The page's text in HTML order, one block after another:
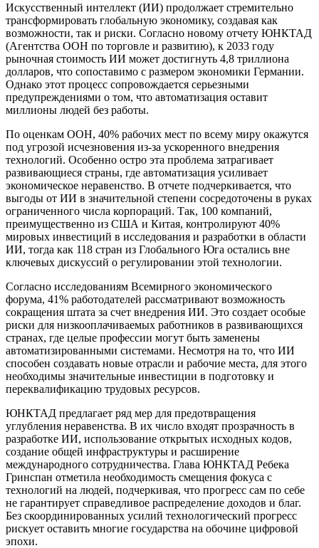
Искусственный интеллект (ИИ) продолжает стремительно
трансформировать глобальную экономику, создавая как
возможности, так и риски. Согласно новому отчету ЮНКТАД
(Агентства ООН по торговле и развитию), к 2033 году
рыночная стоимость ИИ может достигнуть 4,8 триллиона
долларов, что сопоставимо с размером экономики Германии.
Однако этот процесс сопровождается серьезными
предупреждениями о том, что автоматизация оставит
миллионы людей без работы.
По оценкам ООН, 40% рабочих мест по всему миру окажутся
под угрозой исчезновения из-за ускоренного внедрения
технологий. Особенно остро эта проблема затрагивает
развивающиеся страны, где автоматизация усиливает
экономическое неравенство. В отчете подчеркивается, что
выгоды от ИИ в значительной степени сосредоточены в руках
ограниченного числа корпораций. Так, 100 компаний,
преимущественно из США и Китая, контролируют 40%
мировых инвестиций в исследования и разработки в области
ИИ, тогда как 118 стран из Глобального Юга остались вне
ключевых дискуссий о регулировании этой технологии.
Согласно исследованиям Всемирного экономического
форума, 41% работодателей рассматривают возможность
сокращения штата за счет внедрения ИИ. Это создает особые
риски для низкооплачиваемых работников в развивающихся
странах, где целые профессии могут быть заменены
автоматизированными системами. Несмотря на то, что ИИ
способен создавать новые отрасли и рабочие места, для этого
необходимы значительные инвестиции в подготовку и
переквалификацию трудовых ресурсов.
ЮНКТАД предлагает ряд мер для предотвращения
углубления неравенства. В их число входят прозрачность в
разработке ИИ, использование открытых исходных кодов,
создание общей инфраструктуры и расширение
международного сотрудничества. Глава ЮНКТАД Ребека
Гринспан отметила необходимость смещения фокуса с
технологий на людей, подчеркивая, что прогресс сам по себе
не гарантирует справедливое распределение доходов и благ.
Без скоординированных усилий технологический прогресс
рискует оставить многие государства на обочине цифровой
эпохи.